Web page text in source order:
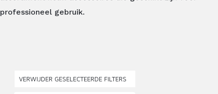
professioneel gebruik.
VERWIJDER GESELECTEERDE FILTERS